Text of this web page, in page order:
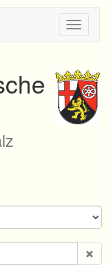
ein/